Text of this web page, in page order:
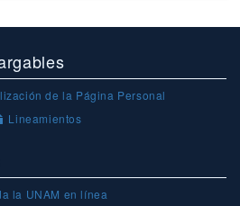
de la Página Personal
Lineamientos
la UNAM en línea